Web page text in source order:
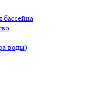
бассейна
воды)